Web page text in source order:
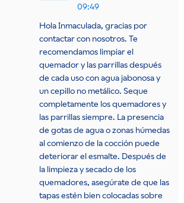
09:49
Hola Inmaculada, gracias por
contactar con nosotros. Te
recomendamos limpiar el
quemador y las parrillas después
de cada uso con agua jabonosa y
un cepillo no metálico. Seque
completamente los quemadores y
las parrillas siempre. La presencia
de gotas de agua o zonas húmedas
al comienzo de la cocción puede
deteriorar el esmalte. Después de
la limpieza y secado de los
quemadores, asegúrate de que las
tapas estén bien colocadas sobre